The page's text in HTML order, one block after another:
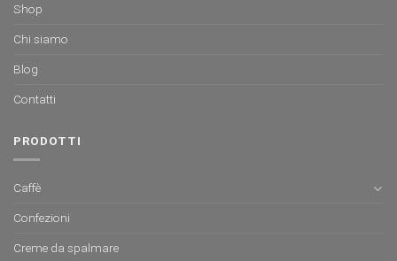
Shop
Chi siamo
Blog
Contatti
PRODOTTI
Caffè
Confezioni
Creme da spalmare